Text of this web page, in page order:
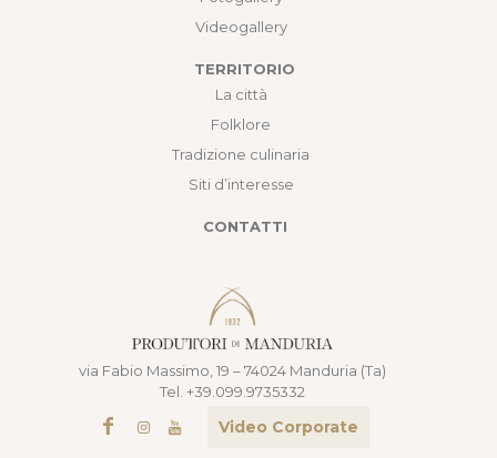
Videogallery
TERRITORIO
La città
Folklore
Tradizione culinaria
Siti d’interesse
CONTATTI
via Fabio Massimo, 19 – 74024 Manduria (Ta)
Tel. +39.099.9735332
Video Corporate